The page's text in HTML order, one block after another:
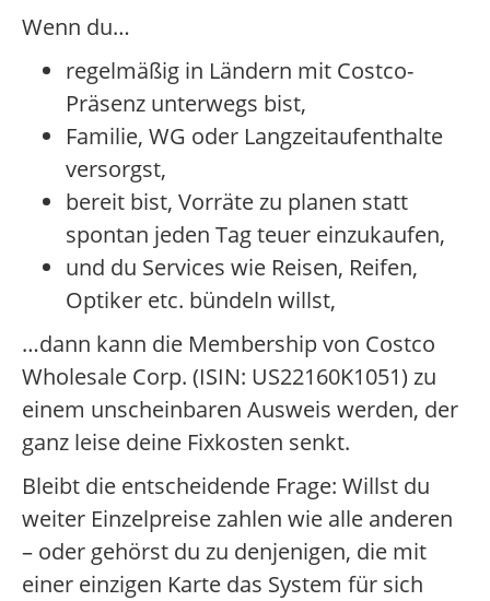
Wenn du…
regelmäßig in Ländern mit Costco-
Präsenz unterwegs bist,
Familie, WG oder Langzeitaufenthalte
versorgst,
bereit bist, Vorräte zu planen statt
spontan jeden Tag teuer einzukaufen,
und du Services wie Reisen, Reifen,
Optiker etc. bündeln willst,
…dann kann die Membership von Costco
Wholesale Corp. (ISIN: US22160K1051) zu
einem unscheinbaren Ausweis werden, der
ganz leise deine Fixkosten senkt.
Bleibt die entscheidende Frage: Willst du
weiter Einzelpreise zahlen wie alle anderen
– oder gehörst du zu denjenigen, die mit
einer einzigen Karte das System für sich